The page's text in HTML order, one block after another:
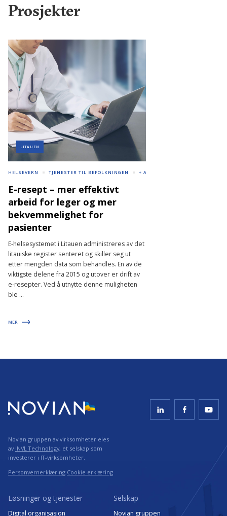
Prosjekter
LITAUEN
HELSEVERN TJENESTER TIL BEFOLKNINGEN + ANDRE
E-resept – mer effektivt
arbeid for leger og mer
bekvemmelighet for
pasienter
E-helsesystemet i Litauen administreres av det
litauiske register senteret og skiller seg ut
etter mengden data som behandles. En av de
viktigste delene fra 2015 og utover er drift av
e-resepter. Ved å utnytte denne muligheten
ble ...
MER
Novian gruppen av virksomheter eies
av INVL Technology, et selskap som
investerer i IT-virksomheter.
Personvernerklæring Cookie erklæring
Løsninger og tjenester
Digital organisasjon
Selskap
Novian gruppen